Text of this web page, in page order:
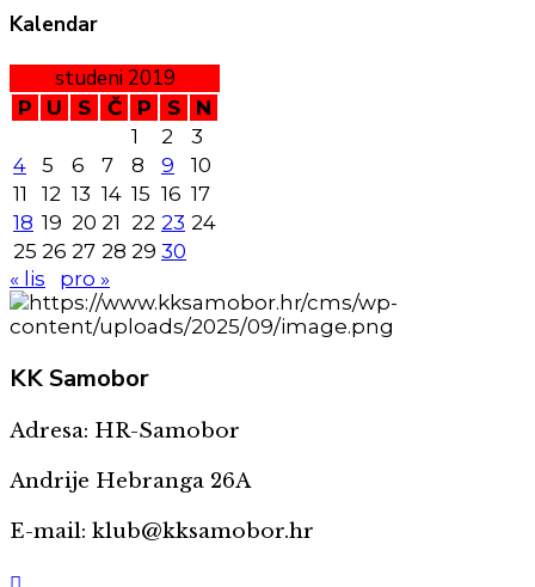
Kalendar
studeni 2019
P U S Č P S
N
1
2
3
4
5 6 7 8 9
10
11
12 13 14 15 16 17
18 19 20 21 22 23 24
25 26 27 28 29 30
« lis
pro »
KKSamobor
Adresa: HR-Samobor
Andrije Hebranga 26A
E-mail: klub@kksamobor.hr